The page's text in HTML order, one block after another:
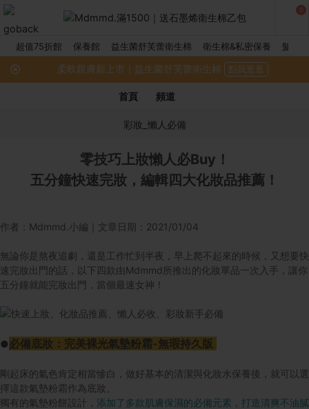
0
超值75折館 保養館 益生菌舒芙蕾衛生棉 衛生棉&私密保養 髮品館
柔軟親膚新上市｜益生菌舒芙蕾衛生棉 點我逛逛
首頁 頻道
彩妝_懶人必備
零技巧上妝懶人必Buy！
五分鐘快速完妝，編輯四大化妝品推薦！
作者：Mdmmd.小編｜文章日期：2021/01/04
無論你是熬夜追劇，還是工作忙到半夜，早上爬不起來的時候，又想要快
速完妝出門的話，以下四款由Mdmmd所推出的化妝單品一次入手，讓你
五分鐘就能完妝出門，當個最速女神！
● 必備底妝：完美裸光氣墊粉霜-無瑕持久版
剛起床的氣色肯定相當慘白，做好基本的清潔與化妝水保養後，就可以選
擇這款氣墊粉霜作為底妝。
獨有的氣墊粉餅設計， 添加了多款肌膚保濕的必備元素，打造清爽不油膩